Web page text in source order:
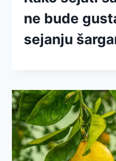
ne bude
sejanju